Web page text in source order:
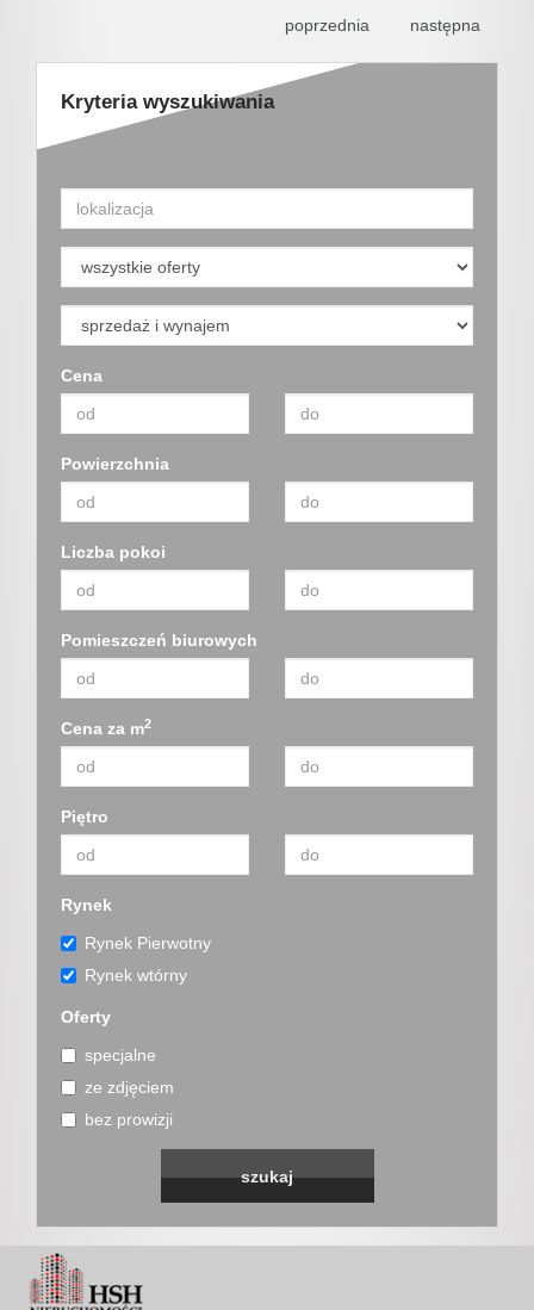
poprzednia następna
Kryteria wyszukiwania
Cena
Powierzchnia
Liczba pokoi
Pomieszczeń biurowych
Cena za m2
Piętro
Rynek
Rynek Pierwotny
Rynek wtórny
Oferty
specjalne
ze zdjęciem
bez prowizji